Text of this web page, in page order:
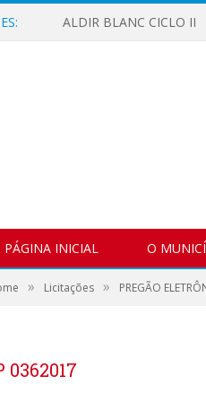
ALDIR BLANC CICLO II
PÁGINA INICIAL O
» Licitações » PREGÃO
0362017